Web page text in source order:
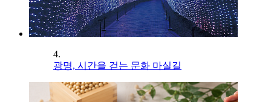
4.
광명, 시간을 걷는 문화 마실길